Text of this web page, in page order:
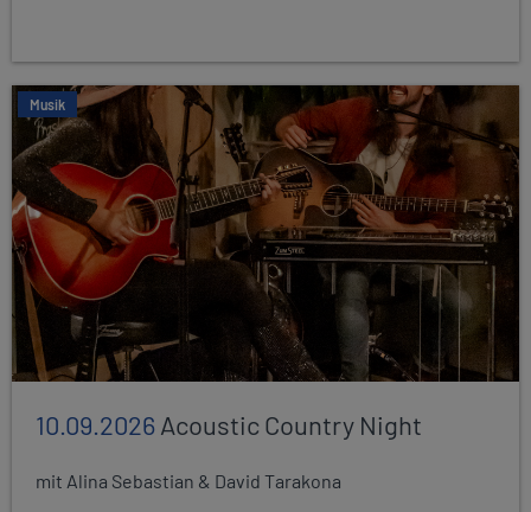
Musik
10.09.2026Acoustic Country Night
mit Alina Sebastian & David Tarakona